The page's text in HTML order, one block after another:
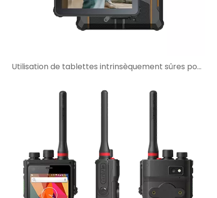
Utilisation de tablettes intrinsèquement sûres pour la surveillance SCADA dans les sites industriels dangereux